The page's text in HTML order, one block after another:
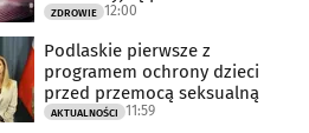
ZDROWIE 12:00
Podlaskie pierwsze z
programem ochrony dzieci
przed przemocą seksualną
AKTUALNOŚCI 11:59